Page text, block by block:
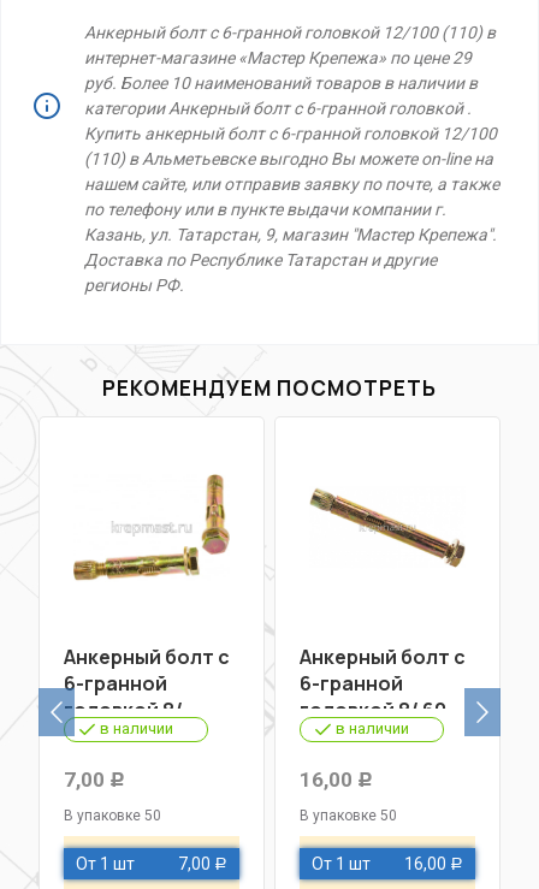
Анкерный болт с 6-гранной головкой 12/100 (110) в
интернет-магазине «Мастер Крепежа» по цене 29
руб. Более 10 наименований товаров в наличии в
категории Анкерный болт с 6-гранной головкой .
Купить анкерный болт с 6-гранной головкой 12/100
(110) в Альметьевске выгодно Вы можете on-line на
нашем сайте, или отправив заявку по почте, а также
по телефону или в пункте выдачи компании г.
Казань, ул. Татарстан, 9, магазин "Мастер Крепежа".
Доставка по Республике Татарстан и другие
регионы РФ.
РЕКОМЕНДУЕМ ПОСМОТРЕТЬ
Анкерный болт с
6-гранной
головкой 8/
40(45)в наличии
7,00 Р
В упаковке 50
От 1 шт 7,00 Р
Анкерный болт с
6-гранной
головкой 8/ 60
в наличии
16,00 Р
В упаковке 50
От 1 шт 16,00 Р